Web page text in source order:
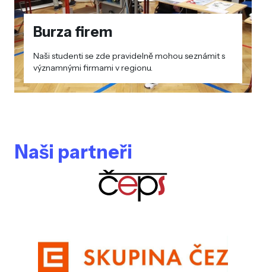
Burza firem
Naši studenti se zde pravidelně mohou seznámit s
významnými firmami v regionu.
Naši partneři